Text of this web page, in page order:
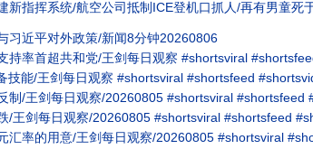
新指挥系统/航空公司抵制ICE登机口抓人/再有男童
习近平对外政策/新闻8分钟20260806
持率首超共和党/王剑每日观察 #shortsviral
技能/王剑每日观察 #shortsviral #shortsfeed
制/王剑每日观察/20260805 #shortsviral #shortsfeed
/王剑每日观察/20260805 #shortsviral #shortsfeed
汇率的用意/王剑每日观察/20260805 #shortsviral